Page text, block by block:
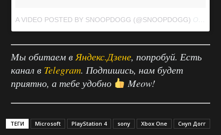
A VIDEO POSTED BY SNOOPDOGG (@SNOOPDOGG) ON
Мы обитаем вЯндекс.Дзене, попробуй. Есть
канал в Telegram. Подпишись, нам будет
приятно, а тебе удобно
Meow!
ТЕГИ Microsoft PlayStation 4 sony Xbox One Снуп Догг